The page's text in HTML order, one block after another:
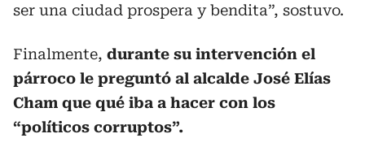
ser una ciudad prospera y bendita”, sostuvo.
Finalmente, durante su intervención el
párroco le preguntó al alcalde José Elías
Cham que qué iba a hacer con los
“políticos corruptos”.